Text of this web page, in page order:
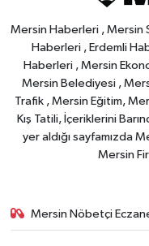
Mersin Haberleri , Mersin
Haberleri , Erdemli
Haberleri , Mersin
Mersin Belediyesi ,
Trafik , Mersin Eğitim,
Kış Tatili, İçeriklerini
yer aldığı sayfamızda
Mersin
Mersin Nöbetçi